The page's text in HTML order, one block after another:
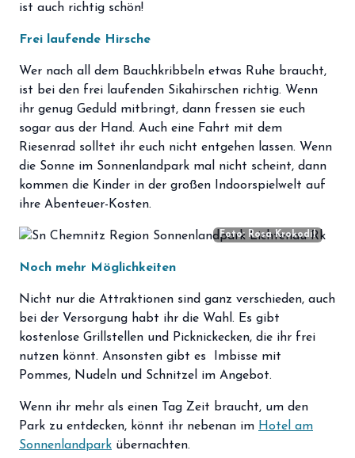
ist auch richtig schön!
Frei laufende Hirsche
Wer nach all dem Bauchkribbeln etwas Ruhe braucht,
ist bei den frei laufenden Sikahirschen richtig. Wenn
ihr genug Geduld mitbringt, dann fressen sie euch
sogar aus der Hand. Auch eine Fahrt mit dem
Riesenrad solltet ihr euch nicht entgehen lassen. Wenn
die Sonne im Sonnenlandpark mal nicht scheint, dann
kommen die Kinder in der großen Indoorspielwelt auf
ihre Abenteuer-Kosten.
Foto: Rosa Krokodil
Noch mehr Möglichkeiten
Nicht nur die Attraktionen sind ganz verschieden, auch
bei der Versorgung habt ihr die Wahl. Es gibt
kostenlose Grillstellen und Picknickecken, die ihr frei
nutzen könnt. Ansonsten gibt es Imbisse mit
Pommes, Nudeln und Schnitzel im Angebot.
Wenn ihr mehr als einen Tag Zeit braucht, um den
Park zu entdecken, könnt ihr nebenan im Hotel am
Sonnenlandpark übernachten.